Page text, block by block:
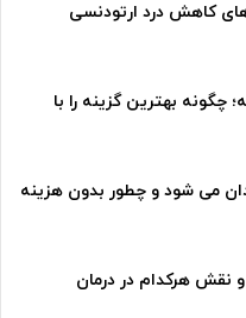
کاهش درد ارتودنسی
چگونه بهترین گزینه را با
می شود و چطور بدون هزینه
نقش هرکدام در درمان